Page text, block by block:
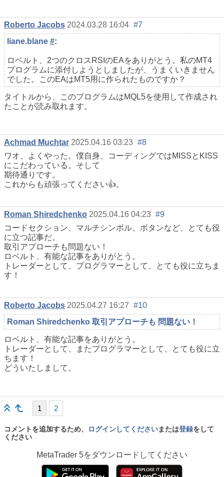
Roberto Jacobs 2024.03.28 16:04 #7
liane.blane #:
ロベルト、2つのクロスRSIのEAをありがとう。私のMT4
プログラムに添付しようとしましたが、うまくいきません
でした。このEAはMT5用に作られたものですか？
タイトルから、このプログラムはMQL5を使用して作成され
たことが読み取れます。
Achmad Muchtar 2025.04.16 03:23 #8
ワオ、よくやった。僕自身、コーディングではMISSとKISS
にこだわっている。そして
期待通りです。
これからも頑張ってください👍。
Roman Shiredchenko 2025.04.16 04:23 #9
コードセクション、マルチシンボル、ボタンなど、とても役
に立つ記事だ。
取引アプローチも問題ない！
ロベルト、有能な記事をありがとう。
トレーダーとして、プログラマーとして、とても役に立ちま
す！
Roberto Jacobs 2025.04.27 16:27 #10
Roman Shiredchenko 取引アプローチも 問題ない！
ロベルト、有能な記事をありがとう。
トレーダーとして、またプログラマーとして、とても役に立
ちます！
どういたしまして。
1 2
コメントを追加するため、 ログインしてくださいまたは登録をして
ください
MetaTrader 5をダウンロードしてください